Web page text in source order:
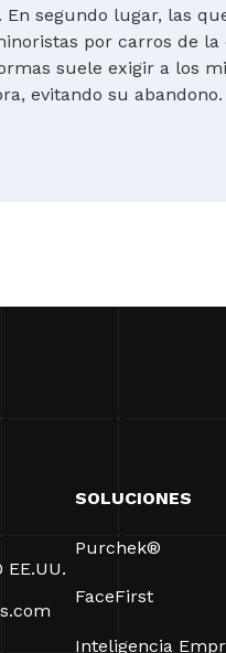
segundo lugar, las
por carros de
suele exigir a los
evitando su abandono.
EE.UU.
SOLUCIONES
Purchek®
FaceFirst
Inteligencia